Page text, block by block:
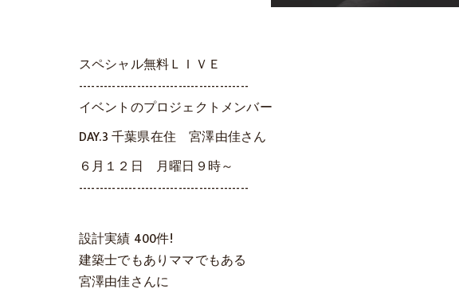
スペシャル無料ＬＩＶＥ
-----------------------------------------
イベントのプロジェクトメンバー
DAY.3 千葉県在住 宮澤由佳さん
６月１２日 月曜日９時～
-----------------------------------------
設計実績 400件!
建築士でもありママでもある
宮澤由佳さんに